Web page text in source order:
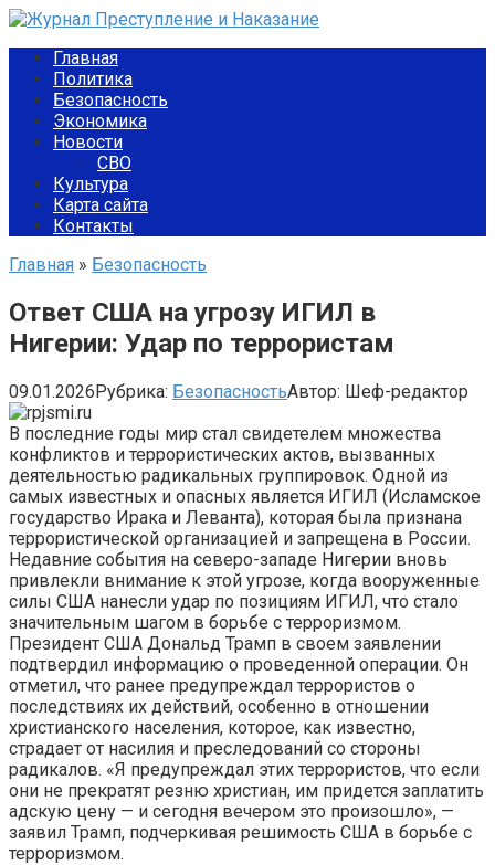
Перейти
контентуГлавная
Политика
Безопасность
Экономика
Новости
СВО
Культура
Карта сайта
Контакты
Главная » Безопасность
Ответ США на угрозу ИГИЛ в
Нигерии: Удар по террористам
09.01.2026Рубрика: БезопасностьАвтор: Шеф-редактор
В последние годы мир стал свидетелем множества
конфликтов и террористических актов, вызванных
деятельностью радикальных группировок. Одной из
самых известных и опасных является ИГИЛ (Исламское
государство Ирака и Леванта), которая была признана
террористической организацией и запрещена в России.
Недавние события на северо-западе Нигерии вновь
привлекли внимание к этой угрозе, когда вооруженные
силы США нанесли удар по позициям ИГИЛ, что стало
значительным шагом в борьбе с терроризмом.
Президент США Дональд Трамп в своем заявлении
подтвердил информацию о проведенной операции. Он
отметил, что ранее предупреждал террористов о
последствиях их действий, особенно в отношении
христианского населения, которое, как известно,
страдает от насилия и преследований со стороны
радикалов. «Я предупреждал этих террористов, что если
они не прекратят резню христиан, им придется заплатить
адскую цену — и сегодня вечером это произошло», —
заявил Трамп, подчеркивая решимость США в борьбе с
терроризмом.